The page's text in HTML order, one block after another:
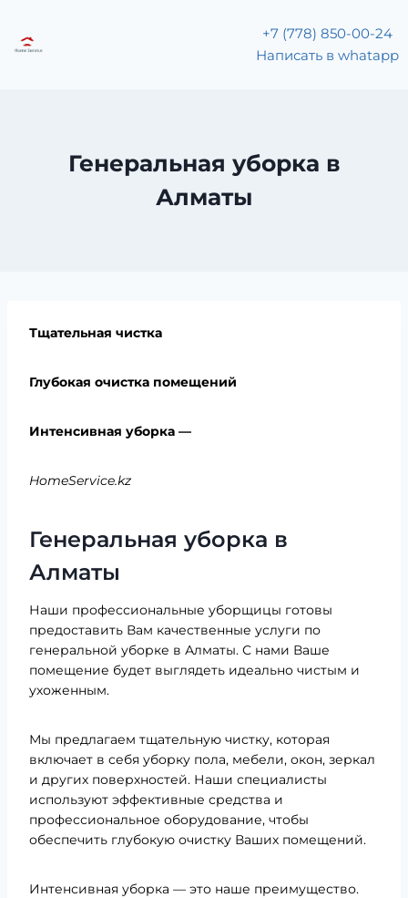
+7 (778) 850-00-24
Написать в whatapp
Генеральная уборка в
Алматы
Тщательная чистка
Глубокая очистка помещений
Интенсивная уборка —
HomeService.kz
Генеральная уборка в
Алматы
Наши профессиональные уборщицы готовы
предоставить Вам качественные услуги по
генеральной уборке в Алматы. С нами Ваше
помещение будет выглядеть идеально чистым и
ухоженным.
Мы предлагаем тщательную чистку, которая
включает в себя уборку пола, мебели, окон, зеркал
и других поверхностей. Наши специалисты
используют эффективные средства и
профессиональное оборудование, чтобы
обеспечить глубокую очистку Ваших помещений.
Интенсивная уборка — это наше преимущество.